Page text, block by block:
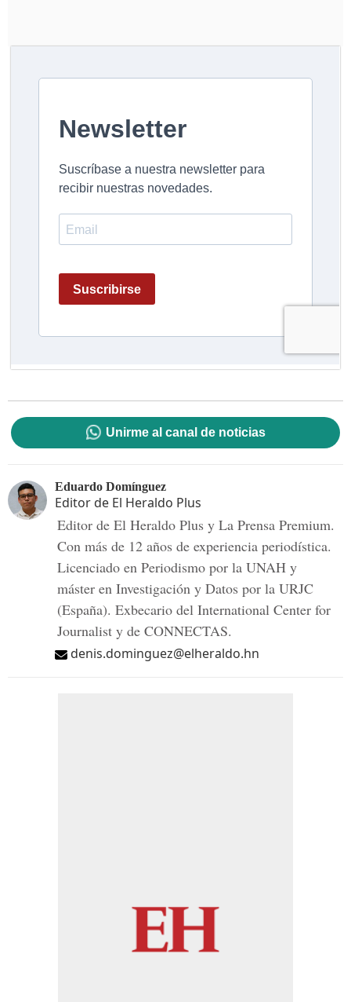
Unirme al canal de noticias
Eduardo Domínguez
Editor de El Heraldo Plus
Editor de El Heraldo Plus y La Prensa Premium.
Con más de 12 años de experiencia periodística.
Licenciado en Periodismo por la UNAH y
máster en Investigación y Datos por la URJC
(España). Exbecario del International Center for
Journalist y de CONNECTAS.
denis.dominguez@elheraldo.hn